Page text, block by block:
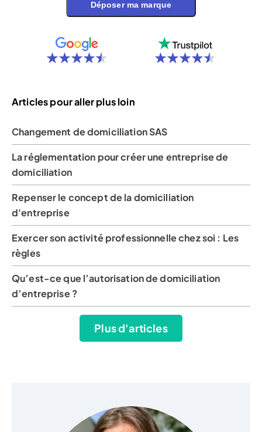
Déposer ma marque
Articles pour aller plus loin
Changement de domiciliation SAS
La réglementation pour créer une entreprise de
domiciliation
Repenser le concept de la domiciliation
d'entreprise
Exercer son activité professionnelle chez soi : Les
règles
Qu’est-ce que l’autorisation de domiciliation
d’entreprise ?
Plus d'articles